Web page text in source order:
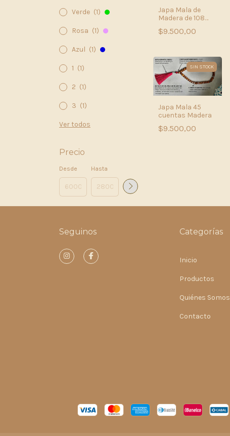
Verde (1)
Rosa (1)
Azul (1)
1 (1)
2 (1)
3 (1)
Ver todos
Precio
Desde Hasta
Japa Mala de
Madera de 108
Meditación y
$9.500,00
SIN STOCK
Japa Mala 45
cuentas Madera
$9.500,00
Seguinos Categorías
Inicio
Productos
Quiénes Somos
Contacto